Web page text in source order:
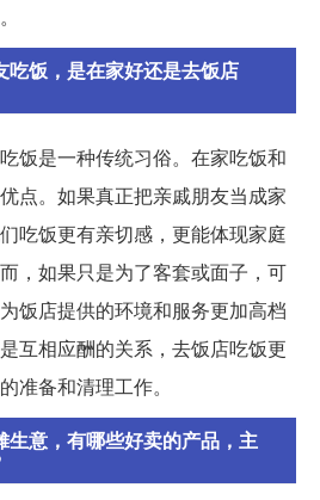
吃饭，是在家好还是去饭店
饭是一种传统习俗。在家吃饭和
点。如果真正把亲戚朋友当成家
吃饭更有亲切感，更能体现家庭
，如果只是为了客套或面子，可
饭店提供的环境和服务更加高档
互相应酬的关系，去饭店吃饭更
准备和清理工作。
生意，有哪些好卖的产品，主